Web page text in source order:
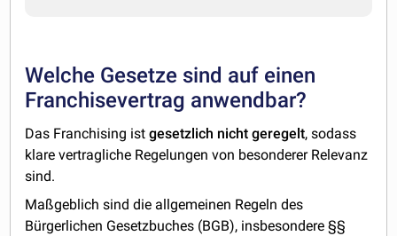
Welche Gesetze sind auf einen
Franchisevertrag anwendbar?
Das Franchising istgesetzlich nicht geregelt, sodass
klare vertragliche Regelungen von besonderer Relevanz
sind.
Maßgeblich sind die allgemeinen Regeln des
Bürgerlichen Gesetzbuches (BGB), insbesondere §§